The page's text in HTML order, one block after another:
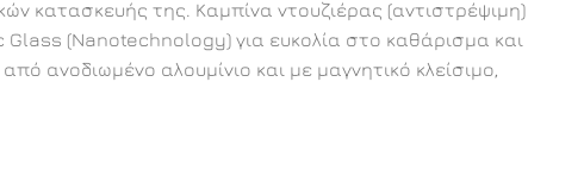
κατασκευής της. Καμπίνα ντουζιέρας (αντιστρέψιμη)
(Nanotechnology) για ευκολία στο καθάρισμα και
ανοδιωμένο αλουμίνιο και με μαγνητικό κλείσιμο,